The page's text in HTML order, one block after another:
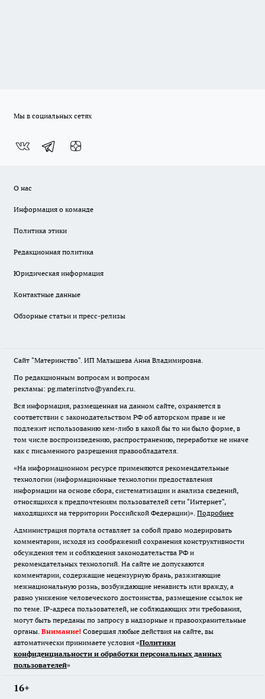
Мы в социальных сетях
О нас
Информация о команде
Политика этики
Редакционная политика
Юридическая информация
Контактные данные
Обзорные статьи и пресс-релизы
Сайт "Материнство". ИП Малышева Анна Владимировна.
По редакционным вопросам и вопросам
рекламы: pg.materinstvo@yandex.ru.
Вся информация, размещенная на данном сайте, охраняется в
соответствии с законодательством РФ об авторском праве и не
подлежит использованию кем-либо в какой бы то ни было форме, в
том числе воспроизведению, распространению, переработке не иначе
как с письменного разрешения правообладателя.
«На информационном ресурсе применяются рекомендательные
технологии (информационные технологии предоставления
информации на основе сбора, систематизации и анализа сведений,
относящихся к предпочтениям пользователей сети "Интернет",
находящихся на территории Российской Федерации)». Подробнее
Администрация портала оставляет за собой право модерировать
комментарии, исходя из соображений сохранения конструктивности
обсуждения тем и соблюдения законодательства РФ и
рекомендательных технологий. На сайте не допускаются
комментарии, содержащие нецензурную брань, разжигающие
межнациональную рознь, возбуждающие ненависть или вражду, а
равно унижение человеческого достоинства, размещение ссылок не
по теме. IP-адреса пользователей, не соблюдающих эти требования,
могут быть переданы по запросу в надзорные и правоохранительные
органы. Внимание! Совершая любые действия на сайте, вы
автоматически принимаете условия «Политики
конфиденциальности и обработки персональных данных
пользователей»
16+